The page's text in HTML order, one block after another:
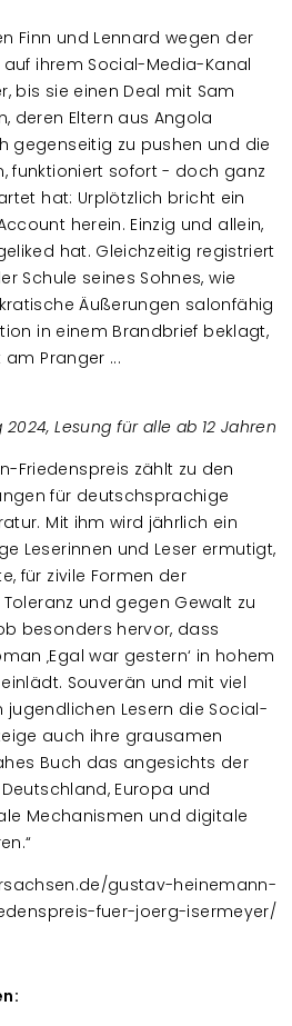
Finn und Lennard wegen der
ihrem Social-Media-Kanal
bis sie einen Deal mit Sam
deren Eltern aus Angola
gegenseitig zu pushen und die
funktioniert sofort - doch ganz
hat: Urplötzlich bricht ein
herein. Einzig und allein,
hat. Gleichzeitig registriert
Schule seines Sohnes, wie
Äußerungen salonfähig
in einem Brandbrief beklagt,
Pranger ...
Lesung für alle ab 12 Jahren
Friedenspreis zählt zu den
für deutschsprachige
Mit ihm wird jährlich ein
Leserinnen und Leser ermutigt,
für zivile Formen der
und gegen Gewalt zu
besonders hervor, dass
‚Egal war gestern‘ in hohem
Souverän und mit viel
jugendlichen Lesern die Social-
auch ihre grausamen
Buch das angesichts der
Europa und
Mechanismen und digitale
gustav-heinemann-
fuer-joerg-isermeyer/